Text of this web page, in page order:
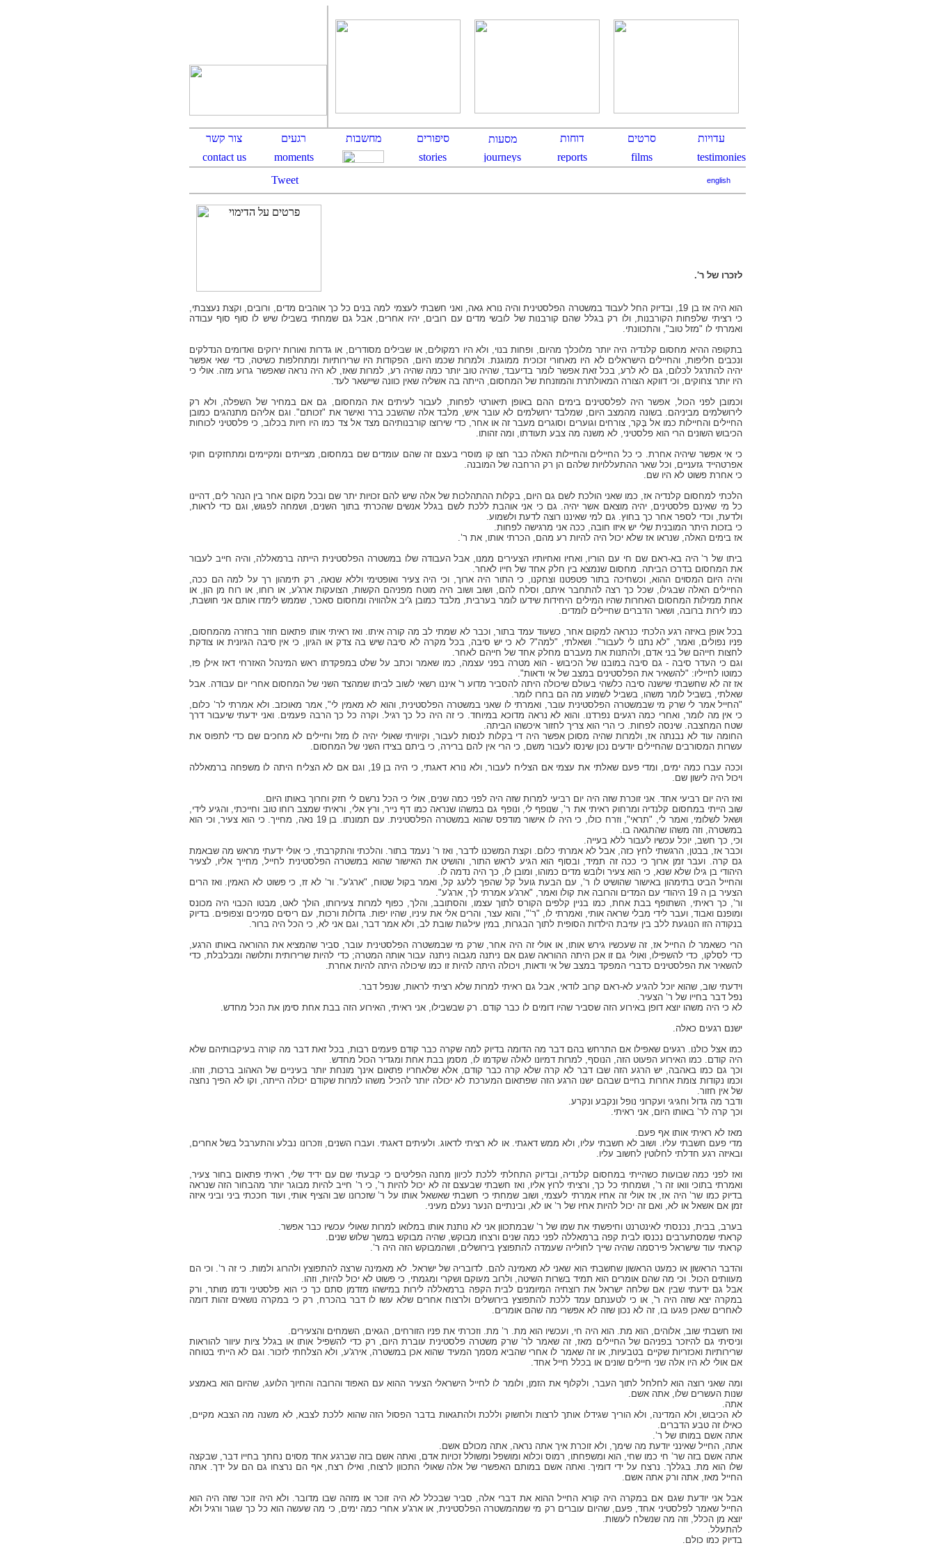
Tweet english
לזכרו של ר'.
הוא היה אז בן 19, ובדיוק החל לעבוד במשטרה הפלסטינית והיה נורא גאה, ואני חשבתי לעצמי למה בנים כל כך אוהבים מדים, ורובים, וקצת נעצבתי,
כי רציתי שלפחות הקורבנות, ולו רק בגלל שהם קורבנות של לובשי מדים עם רובים, יהיו אחרים, אבל גם שמחתי בשבילו שיש לו סוף סוף עבודה
ואמרתי לו "מזל טוב", והתכוונתי.
בתקופה ההיא מחסום קלנדיה היה יותר מלוכלך מהיום, ופחות בנוי, ולא היו רמקולים, או שבילים מסודרים, או גדרות ואורות ירוקים ואדומים הנדלקים
ונכבים חליפות, והחיילים הישראלים לא היו מאחורי זכוכית ממוגנת. ולמרות שכמו היום, הפקודות היו שרירותיות ומתחלפות כשיטה, כדי שאי אפשר
יהיה להתרגל לכלום, גם לא לרע, בכל זאת אפשר לומר בדיעבד, שהיה טוב יותר כמה שהיה רע, למרות שאז, לא היה נראה שאפשר גרוע מזה. אולי כי
היו יותר צחוקים, וכי דווקא הצורה המאולתרת והמוזנחת של המחסום, הייתה בה אשליה שאין כוונה שיישאר לעד.
וכמובן לפני הכול, אפשר היה לפלסטינים בימים ההם באופן תיאורטי לפחות, לעבור לעיתים את המחסום, גם אם במחיר של השפלה, ולא רק
לירושלמים מביניהם. בשונה מהמצב היום, שמלבד ירושלמים לא עובר איש, מלבד אלה שהשבכ ברר ואישר את "זכותם". וגם אליהם מתנהגים כמובן
החיילים והחיילות כמו אל בָּקר, צורחים וגוערים וסוגרים מעבר זה או אחר, כדי שירוצו קורבנותיהם מצד אל צד כמו היו חיות בכלוב, כי פלסטיני לכוחות
הכיבוש השונים הרי הוא פלסטיני, לא משנה מה צבע תעודתו, ומה זהותו.
כי אי אפשר שיהיה אחרת. כי כל החיילים והחיילות האלה כבר חצו קו מוסרי בעצם זה שהם עומדים שם במחסום, מצייתים ומקיימים ומתחזקים חוקי
אפרטהייד גזעניים, וכל שאר ההתעללויות שלהם הן רק הרחבה של המובנה.
כי אחרת פשוט לא היו שם.
הלכתי למחסום קלנדיה אז, כמו שאני הולכת לשם גם היום, בקלות ההתהלכות של אלה שיש להם זכויות יתר שם ובכל מקום אחר בין הנהר לים, דהיינו
כל מי שאינם פלסטינים, יהיה מוצאם אשר יהיה. גם כי אני אוהבת ללכת לשם בגלל אנשים שהכרתי בתוך השנים, ושמחה לפגוש, וגם כדי לראות,
ולדעת, וכדי לספר אחר כך בחוץ. גם למי שאיננו רוצה לדעת ולשמוע.
כי בזכות היתר המובנית שלי יש איזו חובה, ככה אני מרגישה לפחות.
אז בימים האלה, שנראו אז שלא יכול היה להיות רע מהם, הכרתי אותו, את ר’.
ביתו של ר’ היה בא-ראם שם חי עם הוריו, ואחיו ואחיותיו הצעירים ממנו, אבל העבודה שלו במשטרה הפלסטינית הייתה ברמאללה, והיה חייב לעבור
את המחסום בדרכו הביתה. מחסום שנמצא בין חלק אחד של חייו לאחר.
והיה היום המסוים ההוא, וכשחיכה בתור פטפטנו וצחקנו, כי התור היה ארוך, וכי היה צעיר ואופטימי וללא שנאה, רק תימהון רך על למה הם ככה,
החיילים האלה שבגילו, שכל כך רצה להתחבר איתם, וסלח להם, ושוב ושוב היה מוטח מפניהם הקשות, הצועקות ארג'ע, או רוחו, או רוח מן הון, או
אחת ממילות המחסום האחרות שהיו המילים היחידות שידעו לומר בערבית, מלבד כמובן ג'יב אלהוויה ומחסום סאכר, שממש לימדו אותם אני חושבת,
כמו לירות ברובה, ושאר הדברים שחיילים לומדים.
בכל אופן באיזה רגע הלכתי כנראה למקום אחר, כשעוד עמד בתור, וכבר לא שמתי לב מה קורה איתו. ואז ראיתי אותו פתאום חוזר בחזרה מהמחסום,
פניו נפולים, ואמר, "לא נתנו לי לעבור". ושאלתי, "למה"? לא כי יש סיבה, בכל מקרה לא סיבה שיש בה צדק או הגיון, כי אין סיבה הגיונית או צודקת
לחצות חייהם של בני אדם, ולהתנות את מעברם מחלק אחד של חייהם לאחר.
וגם כי העדר סיבה - גם סיבה במובנו של הכיבוש - הוא מטרה בפני עצמה, כמו שאמר וכתב על שלט במפקדתו ראש המינהל האזרחי דאז אילן פז,
כמוטו לחייליו: "להשאיר את הפלסטינים במצב של אי ודאות".
אז זה לא שחשבתי שישנה סיבה כלשהי בעולם שיכולה היתה להסביר מדוע ר' איננו רשאי לשוב לביתו שמהצד השני של המחסום אחרי יום עבודה. אבל
שאלתי, בשביל לומר משהו, בשביל לשמוע מה הם בחרו לומר.
"החייל אמר לי שרק מי שבמשטרה הפלסטינית עובר, ואמרתי לו שאני במשטרה הפלסטינית, והוא לא מאמין לי", אמר מאוכזב. ולא אמרתי לר’ כלום,
כי אין מה לומר, ואחרי כמה רגעים נפרדנו. והוא לא נראה מדוכא במיוחד. כי זה היה כל כך רגיל. וקרה כל כך הרבה פעמים. ואני ידעתי שיעבור דרך
שטח המחצבה. שינסה לפחות. כי הרי הוא צריך לחזור איכשהו הביתה.
החומה עוד לא נבנתה אז, ולמרות שהיה מסוכן אפשר היה די בקלות לנסות לעבור, וקיוויתי שאולי יהיה לו מזל וחיילים לא מחכים שם כדי לתפוס את
עשרות המסורבים שהחיילים יודעים נכון שינסו לעבור משם, כי הרי אין להם ברירה, כי ביתם בצידו השני של המחסום.
וככה עברו כמה ימים, ומדי פעם שאלתי את עצמי אם הצליח לעבור, ולא נורא דאגתי, כי היה בן 19, וגם אם לא הצליח היתה לו משפחה ברמאללה
ויכול היה לישון שם.
ואז היה יום רביעי אחד. אני זוכרת שזה היה יום רביעי למרות שזה היה לפני כמה שנים, אולי כי הכל נרשם לי חזק וחרוך באותו היום.
שוב הייתי במחסום קלנדיה ומרחוק ראיתי את ר’, שנופף לי, ונופף גם במשהו שנראה כמו דף נייר, ורץ אלי, וראיתי שמצב רוחו טוב וחייכתי, והגיע לידי,
ושאל לשלומי, ואמר לי, "תראי", וזרח כולו, כי היה לו אישור מודפס שהוא במשטרה הפלסטינית. עם תמונתו. בן 19 נאה, מחייך. כי הוא צעיר, וכי הוא
במשטרה, וזה משהו שהתגאה בו.
וכי, כך חשב, יוכל עכשיו לעבור ללא בעייה.
וכבר אז, בבטן, הרגשתי לחץ כזה, אבל לא אמרתי כלום. וקצת המשכנו לדבר, ואז ר’ נעמד בתור. והלכתי והתקרבתי, כי אולי ידעתי מראש מה שבאמת
גם קרה. ועבר זמן ארוך כי ככה זה תמיד, ובסוף הוא הגיע לראש התור, והושיט את האישור שהוא במשטרה הפלסטינית לחייל, מחייך אליו, לצעיר
היהודי בן גילו שלא שנא, כי הוא צעיר ולובש מדים כמוהו, ומובן לו, כך היה נדמה לו.
והחייל הביט בתימהון באישור שהושיט לו ר’, עם הבעת גועל קל שהפך ללעג קל, ואמר בקול שטוח, "ארג'ע". ור’ לא זז, כי פשוט לא האמין. ואז הרים
הצעיר בן ה 19 היהודי עם המדים והרובה את קולו ואמר, "ארג'ע אמרתי לך, ארג'ע".
ור’, כך ראיתי, השתופף בבת אחת, כמו בניין קלפים הקורס לתוך עצמו, והסתובב, והלך, כפוף למרות צעירותו, הולך לאט, מבטו הכבוי היה מכונס
ומופנם ואבוד, ועבר לידי מבלי שראה אותי, ואמרתי לו, "ר’", והוא עצר, והרים אלי את עיניו, שהיו יפות. גדולות ורכות, עם ריסים סמיכים וצפופים. בדיוק
בנקודה הזו הנוגעת ללב בין עזיבת הילדות הסופית לתוך הבגרות, במין עילגות שובת לב, ולא אמר דבר, וגם אני לא, כי הכל היה ברור.
הרי כשאמר לו החייל אז, זה שעכשיו גירש אותו, או אולי זה היה אחר, שרק מי שבמשטרה הפלסטינית עובר, סביר שהמציא את ההוראה באותו הרגע,
כדי לסלקו, כדי להשפילו, ואולי גם זו אכן היתה ההוראה שגם אם ניתנה מגבוה ניתנה עבור אותה המטרה; כדי להיות שרירותית ותלושה ומבלבלת, כדי
להשאיר את הפלסטינים כדברי המפקד במצב של אי ודאות, ויכולה היתה להיות זו כמו שיכולה היתה להיות אחרת.
וידעתי שוב, שהוא יוכל להגיע לא-ראם קרוב לודאי, אבל גם ראיתי למרות שלא רציתי לראות, שנפל דבר.
נפל דבר בחייו של ר’ הצעיר.
לא כי היה משהו יוצא דופן באירוע הזה שסביר שהיו דומים לו כבר קודם. רק שבשבילו, אני ראיתי, האירוע הזה בבת אחת סימן את הכל מחדש.
ישנם רגעים כאלה.
כמו אצל כולנו. רגעים שאפילו אם התרחש בהם דבר מה הדומה בדיוק למה שקרה כבר קודם פעמים רבות, בכל זאת דבר מה קורה בעיקבותיהם שלא
היה קודם. כמו האירוע הפעוט הזה, הנוסף, למרות דמיונו לאלה שקדמו לו, מסמן בבת אחת ומגדיר הכול מחדש.
וכך גם כמו באהבה, יש הרגע הזה שבו דבר לא קרה שלא קרה כבר קודם, אלא שלאחריו פתאום אינך מונחת יותר בעיניים של האהוב ברכות, וזהו.
וכמו נקודות צומת אחרות בחיים שבהם ישנו הרגע הזה שפתאום המערכת לא יכולה יותר להכיל משהו למרות שקודם יכולה הייתה, וקו לא הפיך נחצה
של אין חזור.
ודבר מה גדול וחגיגי ועקרוני נופל ונקבע ונקרע.
וכך קרה לר’ באותו היום, אני ראיתי.
מאז לא ראיתי אותו אף פעם.
מדי פעם חשבתי עליו. ושוב לא חשבתי עליו, ולא ממש דאגתי. או לא רציתי לדאוג. ולעיתים דאגתי. ועברו השנים, וזכרונו נבלע והתערבל בשל אחרים,
ובאיזה רגע חדלתי לחלוטין לחשוב עליו.
ואז לפני כמה שבועות כשהייתי במחסום קלנדיה, ובדיוק התחלתי ללכת לכיוון מחנה הפליטים כי קבעתי שם עם ידיד שלי, ראיתי פתאום בחור צעיר,
ואמרתי בתוכי וואו זה ר’, ושמחתי כל כך, ורציתי לרוץ אליו, ואז חשבתי שבעצם זה לא יכול להיות ר’, כי ר’ חייב להיות מבוגר יותר מהבחור הזה שנראה
בדיוק כמו שר’ היה אז, אז אולי זה אחיו אמרתי לעצמי, ושוב שמחתי כי חשבתי שאשאל אותו על ר’ שזכרונו שב והציף אותי, ועוד חככתי ביני וביני איזה
זמן אם אשאל או לא, ואם זה יכול להיות אחיו של ר’ או לא, ובינתיים הנער נעלם מעיני.
בערב, בבית, נכנסתי לאינטרנט וחיפשתי את שמו של ר’ שבמתכוון אני לא נותנת אותו במלואו למרות שאולי עכשיו כבר אפשר.
קראתי שמסתערבים נכנסו לבית קפה ברמאללה לפני כמה שנים ורצחו מבוקש, שהיה מבוקש במשך שלוש שנים.
קראתי עוד שישראל פירסמה שהיה שייך לחולייה שעמדה להתפוצץ בירושלים, ושהמבוקש הזה היה ר’.
והדבר הראשון או כמעט הראשון שחשבתי הוא שאני לא מאמינה להם. לדובריה של ישראל. לא מאמינה שרצה להתפוצץ ולהרוג ולמות. כי זה ר’. וכי הם
מעוותים הכול. וכי מה שהם אומרים הוא תמיד בשרות השיטה, ולרוב מעוקם ושקרי ומגמתי, כי פשוט לא יכול להיות, וזהו.
אבל גם ידעתי שבין אם שלחה ישראל את רוצחיה המיומנים לבית הקפה ברמאללה לירות במישהו מזדמן סתם כך כי הוא פלסטיני ודמו מותר, ורק
במקרה יצא שזה היה ר', או כי לטענתם עמד ללכת להתפוצץ בירושלים ולרצוח אחרים שלא עשו לו דבר בהכרח, רק כי במקרה נושאים זהות דומה
לאחרים שאכן פגעו בו, זה לא נכון שזה לא אפשרי מה שהם אומרים.
ואז חשבתי שוב, אלוהים, הוא מת. הוא היה חי, ועכשיו הוא מת. ר’ מת. וזכרתי את פניו הזורחים, הגאים, השמחים והצעירים.
וניסיתי גם להיזכר בפניהם של החיילים מאז, זה שאמר לר’ שרק משטרה פלסטינית עוברת היום, רק כדי להשפיל אותו או בגלל ציות עיוור להוראות
שרירותיות ואכזריות שקיים בטבעיות, או זה שאמר לו אחרי שהביא מסמך המעיד שהוא אכן במשטרה, אירג'ע, ולא הצלחתי לזכור. וגם לא הייתי בטוחה
אם אולי לא היו אלה שני חיילים שונים או בכלל חייל אחד.
ומה שאני רוצה הוא לחלחל לתוך העבר, ולקלוף את הזמן, ולומר לו לחייל הישראלי הצעיר ההוא עם האפוד והרובה והחיוך הלועג, שהיום הוא באמצע
שנות העשרים שלו, אתה אשם.
אתה.
לא הכיבוש, ולא המדינה, ולא הוריך שגידלו אותך לרצות ולחשוק וללכת ולהתגאות בדבר הפסול הזה שהוא ללכת לצבא, לא משנה מה הצבא מקיים,
כאילו זה טבע הדברים.
אתה אשם במותו של ר’.
אתה, החייל שאינני יודעת מה שימך, ולא זוכרת איך אתה נראה, אתה מכולם אשם.
אתה אשם בזה שר’ חי כמו שחי, הוא ומשפחתו, רמוס וכלוא ומושפל ומשולל זכויות אדם, ואתה אשם בזה שברגע אחד מסוים נחתך בחייו דבר, שבקצה
שלו הוא מת. בגללך. נרצח על ידי דומיך. ואתה אשם במותם האפשרי של אלה שאולי התכוון לרצוח, ואילו רצח, אף הם נרצחו גם הם על ידך. אתה
החייל מאז, אתה ורק אתה אשם.
אבל אני יודעת שגם אם במקרה היה קורא החייל ההוא את דברי אלה, סביר שבכלל לא היה זוכר או מזהה שבו מדובר. ולא היה זוכר שזה היה הוא
החייל שאמר לפלסטיני אחד, פעם, שהיום עוברים רק מי שמהמשטרה הפלסטינית, או ארג'ע אחרי כמה ימים, כי מה שעשה הוא כל כך שגור ורגיל ולא
יוצא מן הכלל, וזה מה שנשלח לעשות.
להתעלל.
בדיוק כמו כולם.